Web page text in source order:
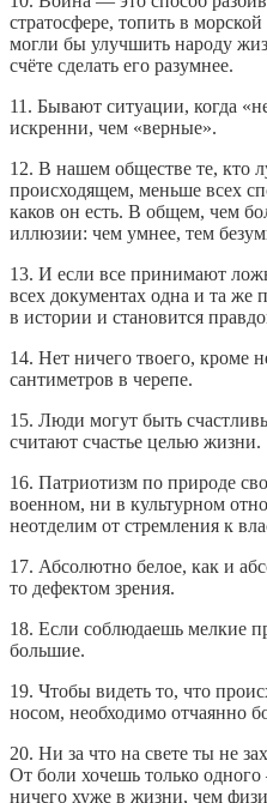
стратосфере, топить в
могли бы улучшить народу
счёте сделать его разумнее.
11. Бывают ситуации, когда
искренни, чем «верные».
12. В нашем обществе те, кто
происходящем, меньше всех
каков он есть. В общем, чем
иллюзии: чем умнее, тем
13. И если все принимают
всех документах одна и та же
в истории и становится
14. Нет ничего твоего, кроме
сантиметров в черепе.
15. Люди могут быть
считают счастье целью жизни.
16. Патриотизм по природе
военном, ни в культурном
неотделим от стремления к
17. Абсолютно белое, как и
то дефектом зрения.
18. Если соблюдаешь мелкие
большие.
19. Чтобы видеть то, что
носом, необходимо отчаянно
20. Ни за что на свете ты не
От боли хочешь только
ничего хуже в жизни, чем